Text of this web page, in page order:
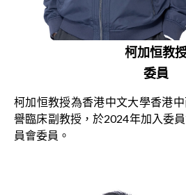
柯加恒教
委員
柯加恒教授為香港中文大學香港
譽臨床副教授，於2024年加入委
員會委員。